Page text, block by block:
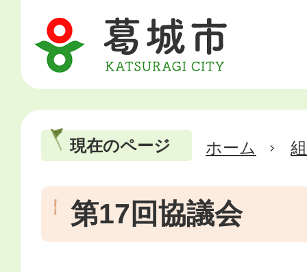
現在のページ ホーム
第17回協議会